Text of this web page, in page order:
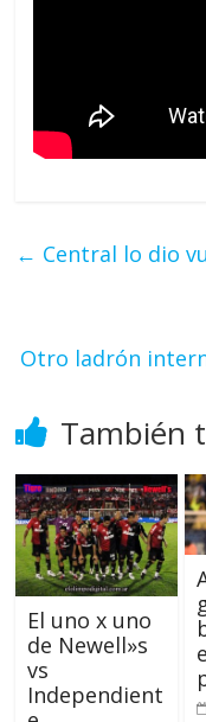
← Central lo dio
Otro ladrón
También
El uno x uno
de Newell»s
vs
Independient